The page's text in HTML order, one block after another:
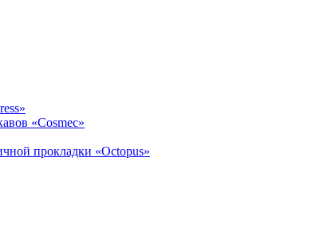
«Cosmec»
прокладки «Octopus»